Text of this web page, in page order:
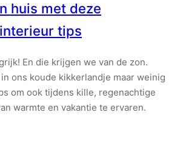
huis met deze
tips
En die krijgen we van de zon.
ons koude kikkerlandje maar weinig
om ook tijdens kille, regenachtige
warmte en vakantie te ervaren.